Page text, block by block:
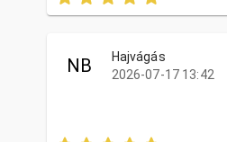
NB
Hajvágás
2026-07-17 13:42